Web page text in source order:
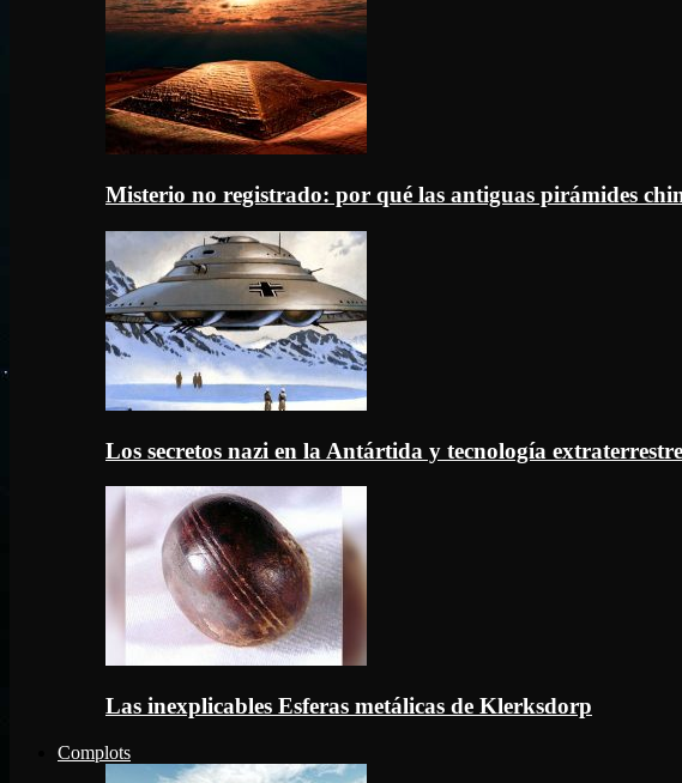
Misterio no registrado: por qué las antiguas pirámides
Los secretos nazi en la Antártida y tecnología extraterrestre
Las inexplicables Esferas metálicas de Klerksdorp
Complots